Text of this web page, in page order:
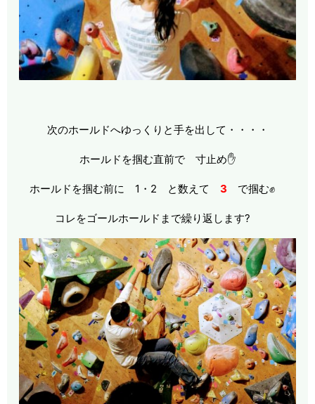
次のホールドへゆっくりと手を出して・・・・
ホールドを掴む直前で 寸止め✋
ホールドを掴む前に 1・2 と数えて 3 で掴む✊
コレをゴールホールドまで繰り返します?